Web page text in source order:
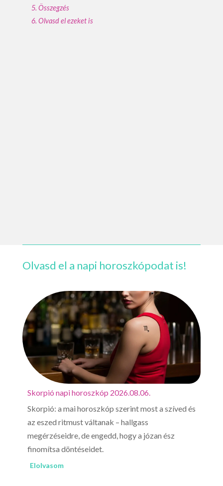
Összegzés
Olvasd el ezeket is
Olvasd el a napi horoszkópodat is!
2026.08.06.
szerint most a szíved és
váltanak – hallgass
de engedd, hogy a józan ész
Mérleg napi horoszkóp
Mérleg, ne lepődj meg,
reggel ágyadból
csap le rád; jegyezd fel